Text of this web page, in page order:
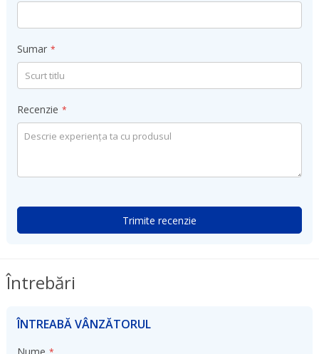
Sumar
Recenzie
Trimite recenzie
Întrebări
ÎNTREABĂ VÂNZĂTORUL